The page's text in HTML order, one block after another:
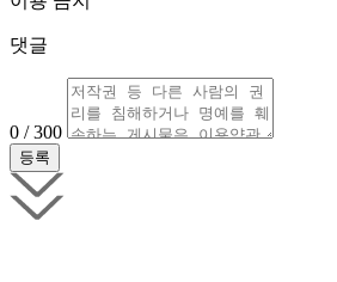
댓글
0 / 300